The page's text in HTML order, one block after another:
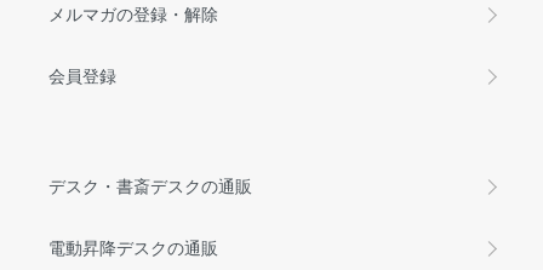
メルマガの登録・解除
会員登録
デスク・書斎デスクの通販
電動昇降デスクの通販